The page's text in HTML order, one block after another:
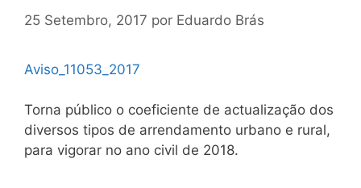
25 Setembro, 2017 por Eduardo Brás
Aviso_11053_2017
Torna público o coeficiente de actualização dos
diversos tipos de arrendamento urbano e rural,
para vigorar no ano civil de 2018.